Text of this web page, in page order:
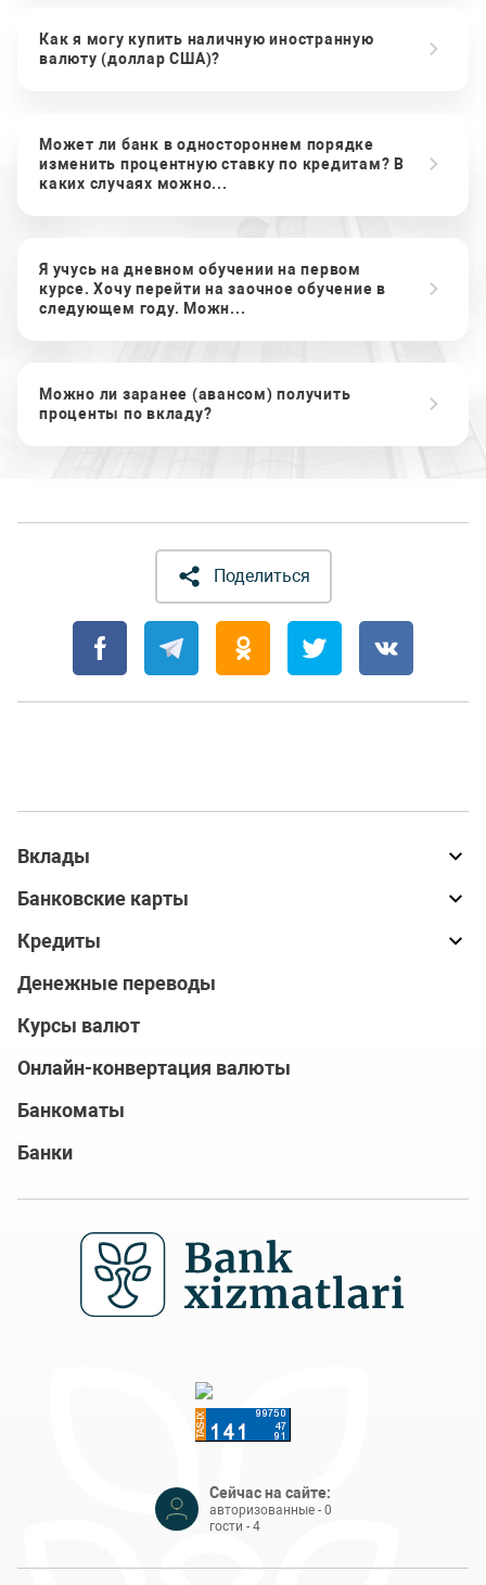
Как я могу купить наличную иностранную
валюту (доллар США)?
Может ли банк в одностороннем порядке
изменить процентную ставку по кредитам? В
каких случаях можно...
Я учусь на дневном обучении на первом
курсе. Хочу перейти на заочное обучение в
следующем году. Можн...
Можно ли заранее (авансом) получить
проценты по вкладу?
Поделиться
Вклады
Банковские карты
Кредиты
Денежные переводы
Курсы валют
Онлайн-конвертация валюты
Банкоматы
Банки
Сейчас на сайте:
авторизованные - 0
гости - 4